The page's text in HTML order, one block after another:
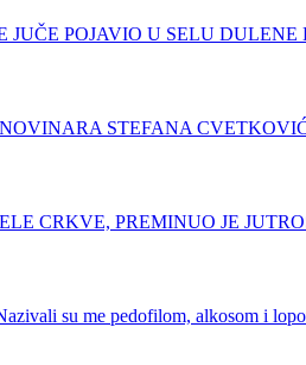
JUČE POJAVIO U SELU
STEFANA
CRKVE, PREMINUO JE
su me pedofilom, alkosom i